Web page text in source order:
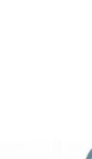
Produkttests und